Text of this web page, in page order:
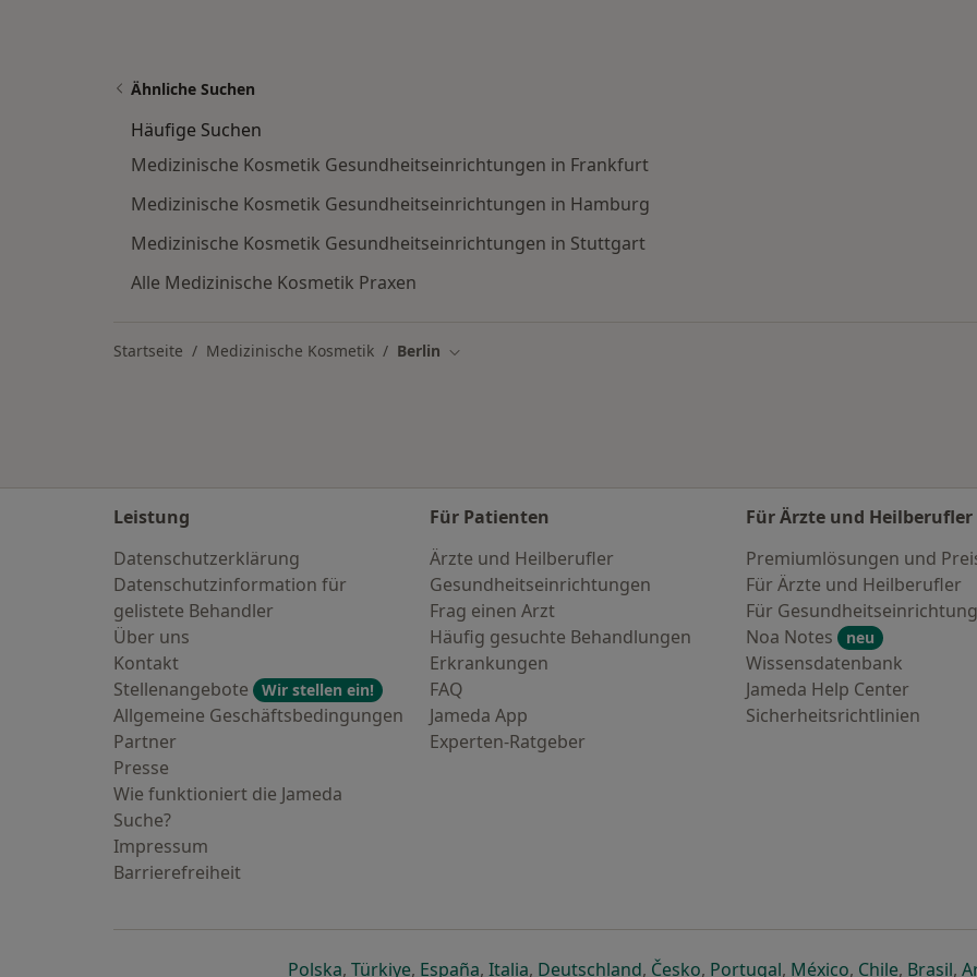
Ähnliche Suchen
Häufige Suchen
Medizinische Kosmetik Gesundheitseinrichtungen in Frankfurt
Medizinische Kosmetik Gesundheitseinrichtungen in Hamburg
Medizinische Kosmetik Gesundheitseinrichtungen in Stuttgart
Alle Medizinische Kosmetik Praxen
Startseite Medizinische Kosmetik Berlin Stadt ändern
Leistung
Datenschutzerklärung
Datenschutzinformation für
gelistete Behandler
Über uns
Kontakt
Stellenangebote
Wir stellen ein!
Allgemeine Geschäftsbedingungen
Partner
Presse
Wie funktioniert die Jameda
Suche?
Impressum
Barrierefreiheit
Für Patienten
Ärzte und Heilberufler
Gesundheitseinrichtungen
Frag einen Arzt
Häufig gesuchte Behandlungen
Erkrankungen
FAQ
Jameda App
Experten-Ratgeber
Für Ärzte und Heilberufler
Premiumlösungen und
Für Ärzte und Heilberufler
Für
Noa Notes
neu
Wissensdatenbank
Jameda Help Center
Sicherheitsrichtlinien
Polskaöffnet in einer neuen Registerkarte
, Türkiyeöffnet in einer neuen Registerkarte
, Españaöffnet in einer neuen Registerkarte
, Italiaöffnet in einer neuen Registerkarte
, Deutschlandöffnet in einer neuen Registerkarte
, Českoöffnet in einer neuen
, Portugalöffnet in einer neuen
, Méxicoöffnet in einer
, Chileöffnet in
, Brasil,